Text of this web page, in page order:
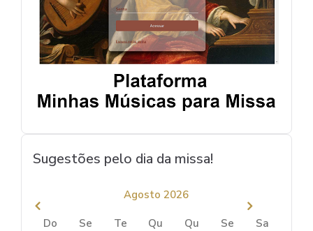
Sugestões pelo dia da missa!
Agosto 2026
Do Se Te Qu Qu Se
Sa